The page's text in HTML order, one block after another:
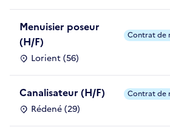
Menuisier poseur
(H/F)
Lorient (56)
Contrat de
Canalisateur (H/F)
Rédené (29)
Contrat de